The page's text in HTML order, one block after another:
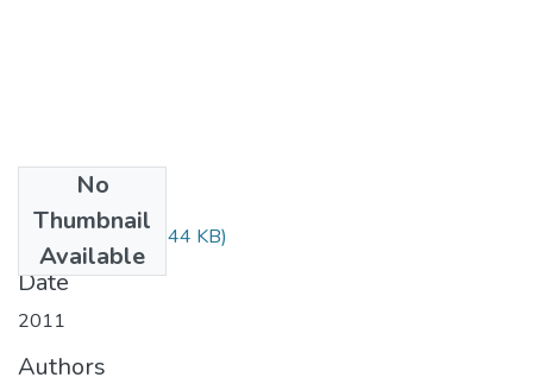
No
Thumbnail
Available
18_129.pdf(208.44 KB)
Date
2011
Authors